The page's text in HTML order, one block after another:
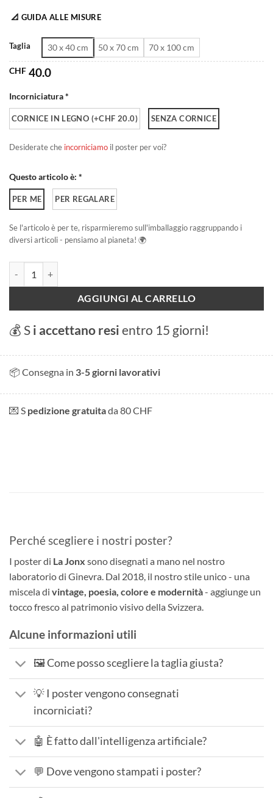
CHF 180.0
📐 GUIDA ALLE MISURE
Taglia 30 x 40 cm 50 x 70 cm 70 x 100 cm
CHF 40.0
Incorniciatura *
CORNICE IN LEGNO (+CHF 20.0) SENZA CORNICE
Desiderate che incorniciamo il poster per voi?
Questo articolo è: *
PER ME PER REGALARE
Se l'articolo è per te, risparmieremo sull'imballaggio raggruppando i
diversi articoli - pensiamo al pianeta! 🌍
AGGIUNGI AL CARRELLO
💰 S i accettano resi entro 15 giorni!
📦 Consegna in 3-5 giorni lavorativi
💌 S pedizione gratuitada 80 CHF
Perché scegliere i nostri poster?
I poster di La Jonx sono disegnati a mano nel nostro
laboratorio di Ginevra. Dal 2018, il nostro stile unico - una
miscela di vintage, poesia, colore e modernità- aggiunge un
tocco fresco al patrimonio visivo della Svizzera.
Alcune informazioni utili
🖼️ Come posso scegliere la taglia giusta?
💡 I poster vengono consegnati
incorniciati?
🤖 È fatto dall'intelligenza artificiale?
💬 Dove vengono stampati i poster?